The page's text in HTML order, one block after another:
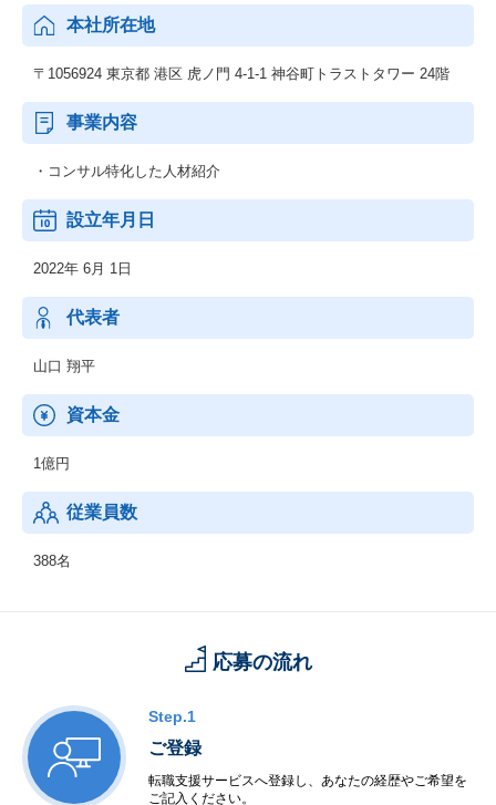
本社所在地
〒1056924 東京都 港区 虎ノ門 4-1-1 神谷町トラストタワー 24階
事業内容
・コンサル特化した人材紹介
設立年月日
2022年 6月 1日
代表者
山口 翔平
資本金
1億円
従業員数
388名
応募の流れ
Step.1
ご登録
転職支援サービスへ登録し、あなたの経歴やご希望を
ご記入ください。